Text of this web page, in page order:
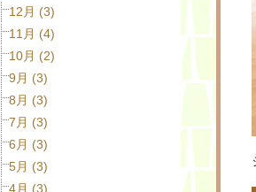
12月 (3)
11月 (4)
10月 (2)
9月 (3)
8月 (3)
7月 (3)
6月 (3)
5月 (3)
4月 (3)